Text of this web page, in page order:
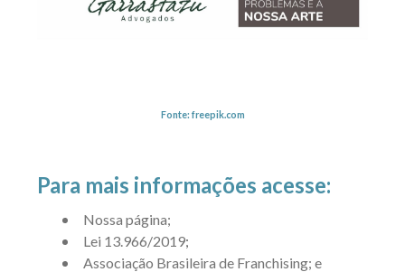
Fonte: freepik.com
Para mais informações acesse:
Nossa página;
Lei 13.966/2019;
Associação Brasileira de Franchising; e